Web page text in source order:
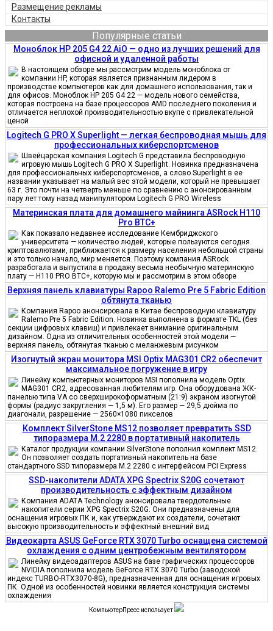
Размещение рекламы
Контакты
Популярные статьи
Моноблок HP 205 G4 22 AiO — одно из лучших решений для
офисной и удаленной работы
В настоящем обзоре мы рассмотрим модель моноблока от
компании HP, которая является признанным лидером в
производстве компьютеров как для домашнего использования, так и
для офисов. Моноблок HP 205 G4 22 — модель нового семейства,
которая построена на базе процессоров AMD последнего поколения и
отличается неплохой производительностью вкупе с привлекательной
ценой
Logitech G PRO X Superlight — легкая беспроводная мышь для
профессиональных киберспортсменов
Швейцарская компания Logitech G представила беспроводную
игровую мышь Logitech G PRO X Superlight. Новинка предназначена
для профессиональных киберспортсменов, а слово Superlight в ее
названии указывает на малый вес этой модели, который не превышает
63 г. Это почти на четверть меньше по сравнению с анонсированным
пару лет тому назад манипулятором Logitech G PRO Wireless
Материнская плата для домашнего майнинга ASRock H110
Pro BTC+
Как показало недавнее исследование Кембриджского
университета — количество людей, которые пользуются сегодня
криптовалютами, приближается к размеру населения небольшой страны
и это только начало, мир меняется. Поэтому компания ASRock
разработала и выпустила в продажу весьма необычную материнскую
плату — H110 PRO BTC+, которую мы и рассмотрим в этом обзоре
Верхняя панель клавиатуры Rapoo Ralemo Pre 5 Fabric Edition
обтянута тканью
Компания Rapoo анонсировала в Китае беспроводную клавиатуру
Ralemo Pre 5 Fabric Edition. Новинка выполнена в формате TKL (без
секции цифровых клавиш) и привлекает внимание оригинальным
дизайном. Одна из отличительных особенностей этой модели —
верхняя панель, обтянутая тканью с меланжевым рисунком
Изогнутый экран монитора MSI Optix MAG301 CR2 обеспечит
максимальное погружение в игру
Линейку компьютерных мониторов MSI пополнила модель Optix
MAG301 CR2, адресованная любителям игр. Она оборудована ЖК-
панелью типа VA со сверхширокоформатным (21:9) экраном изогнутой
формы (радиус закругления — 1,5 м). Его размер — 29,5 дюйма по
диагонали, разрешение — 2560×1080 пикселов
Комплект SilverStone MS12 позволяет превратить SSD
типоразмера M.2 2280 в портативный накопитель
Каталог продукции компании SilverStone пополнил комплект MS12.
Он позволяет создать портативный накопитель на базе
стандартного SSD типоразмера M.2 2280 с интерфейсом PCI Express
SSD-накопители ADATA XPG Spectrix S20G сочетают
производительность с эффектным дизайном
Компания ADATA Technology анонсировала твердотельные
накопители серии XPG Spectrix S20G. Они предназначены для
оснащения игровых ПК и, как утверждают их создатели, сочетают
высокую производительность и эффектный внешний вид
Видеокарта ASUS GeForce RTX 3070 Turbo оснащена системой
охлаждения с одним центробежным вентилятором
Линейку видеоадаптеров ASUS на базе графических процессоров
NVIDIA пополнила модель GeForce RTX 3070 Turbo (заводской
индекс TURBO-RTX3070-8G), предназначенная для оснащения игровых
ПК. Одной из особенностей новинки является конструкция системы
охлаждения
КомпьютерПресс использует